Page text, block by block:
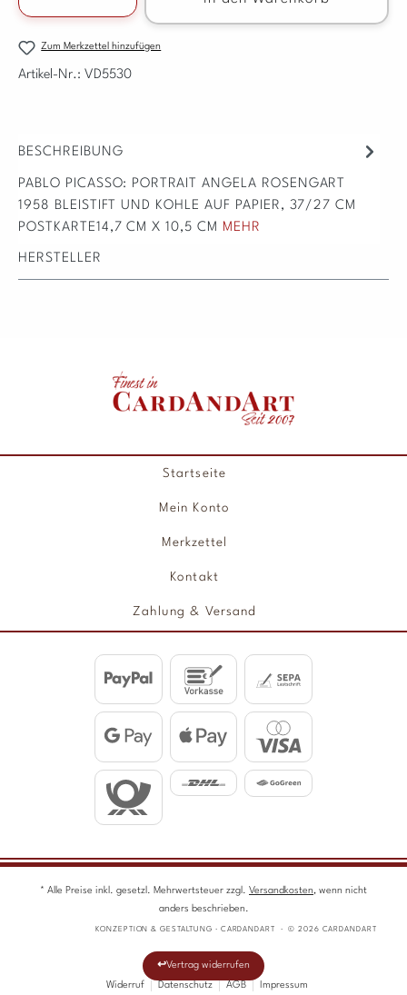
Zum Merkzettel hinzufügen
Artikel-Nr.: VD5530
BESCHREIBUNG
PABLO PICASSO: PORTRAIT ANGELA ROSENGART
1958 BLEISTIFT UND KOHLE AUF PAPIER, 37/27 CM
POSTKARTE14,7 CM X 10,5 CM MEHR
HERSTELLER
Startseite
Mein Konto
Merkzettel
Kontakt
Zahlung & Versand
* Alle Preise inkl. gesetzl. Mehrwertsteuer zzgl. Versandkosten, wenn nicht
anders beschrieben.
KONZEPTION & GESTALTUNG · CARDANDART · © 2026 CARDANDART
Vertrag widerrufen
Widerruf
Datenschutz AGB Impressum